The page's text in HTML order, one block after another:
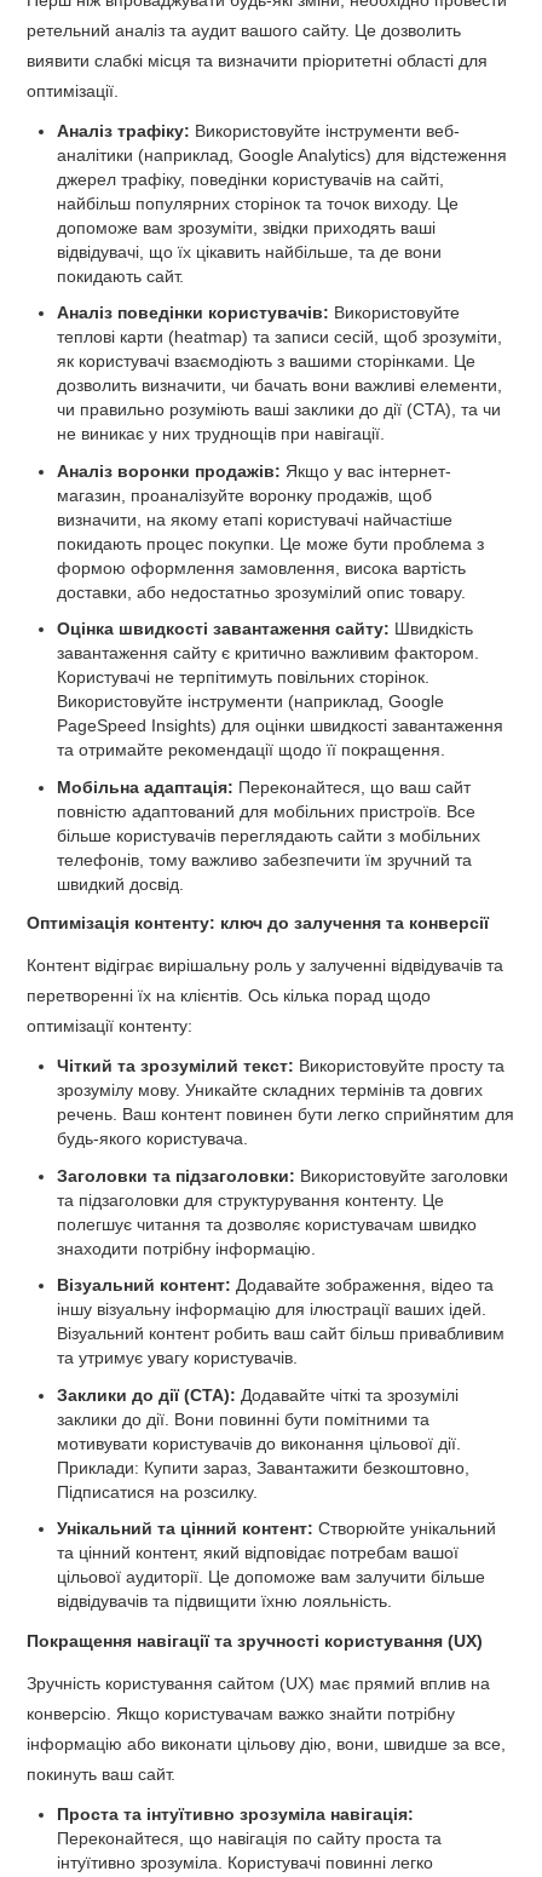
ретельний аналіз та аудит вашого сайту. Це дозволить
виявити слабкі місця та визначити пріоритетні області для
оптимізації.
Аналіз трафіку: Використовуйте інструменти веб-
аналітики (наприклад, Google Analytics) для відстеження
джерел трафіку, поведінки користувачів на сайті,
найбільш популярних сторінок та точок виходу. Це
допоможе вам зрозуміти, звідки приходять ваші
відвідувачі, що їх цікавить найбільше, та де вони
покидають сайт.
Аналіз поведінки користувачів: Використовуйте
теплові карти (heatmap) та записи сесій, щоб зрозуміти,
як користувачі взаємодіють з вашими сторінками. Це
дозволить визначити, чи бачать вони важливі елементи,
чи правильно розуміють ваші заклики до дії (CTA), та чи
не виникає у них труднощів при навігації.
Аналіз воронки продажів: Якщо у вас інтернет-
магазин, проаналізуйте воронку продажів, щоб
визначити, на якому етапі користувачі найчастіше
покидають процес покупки. Це може бути проблема з
формою оформлення замовлення, висока вартість
доставки, або недостатньо зрозумілий опис товару.
Оцінка швидкості завантаження сайту: Швидкість
завантаження сайту є критично важливим фактором.
Користувачі не терпітимуть повільних сторінок.
Використовуйте інструменти (наприклад, Google
PageSpeed Insights) для оцінки швидкості завантаження
та отримайте рекомендації щодо її покращення.
Мобільна адаптація: Переконайтеся, що ваш сайт
повністю адаптований для мобільних пристроїв. Все
більше користувачів переглядають сайти з мобільних
телефонів, тому важливо забезпечити їм зручний та
швидкий досвід.
Оптимізація контенту: ключ до залучення та конверсії
Контент відіграє вирішальну роль у залученні відвідувачів та
перетворенні їх на клієнтів. Ось кілька порад щодо
оптимізації контенту:
Чіткий та зрозумілий текст: Використовуйте просту та
зрозумілу мову. Уникайте складних термінів та довгих
речень. Ваш контент повинен бути легко сприйнятим для
будь-якого користувача.
Заголовки та підзаголовки: Використовуйте заголовки
та підзаголовки для структурування контенту. Це
полегшує читання та дозволяє користувачам швидко
знаходити потрібну інформацію.
Візуальний контент: Додавайте зображення, відео та
іншу візуальну інформацію для ілюстрації ваших ідей.
Візуальний контент робить ваш сайт більш привабливим
та утримує увагу користувачів.
Заклики до дії (CTA): Додавайте чіткі та зрозумілі
заклики до дії. Вони повинні бути помітними та
мотивувати користувачів до виконання цільової дії.
Приклади: Купити зараз, Завантажити безкоштовно,
Підписатися на розсилку.
Унікальний та цінний контент: Створюйте унікальний
та цінний контент, який відповідає потребам вашої
цільової аудиторії. Це допоможе вам залучити більше
відвідувачів та підвищити їхню лояльність.
Покращення навігації та зручності користування (UX)
Зручність користування сайтом (UX) має прямий вплив на
конверсію. Якщо користувачам важко знайти потрібну
інформацію або виконати цільову дію, вони, швидше за все,
покинуть ваш сайт.
Проста та інтуїтивно зрозуміла навігація:
Переконайтеся, що навігація по сайту проста та
інтуїтивно зрозуміла. Користувачі повинні легко